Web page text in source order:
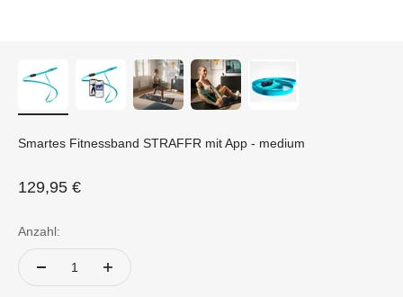
Smartes Fitnessband STRAFFR mit App - medium
Angebot
129,95 €
Anzahl: